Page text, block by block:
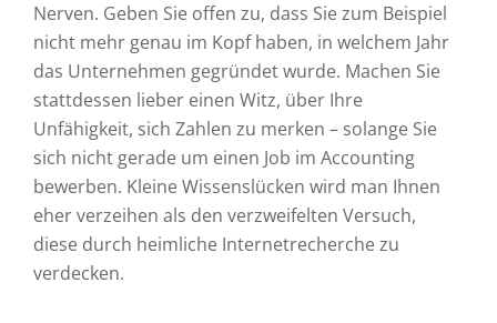
Nerven. Geben Sie offen zu, dass Sie zum Beispiel
nicht mehr genau im Kopf haben, in welchem Jahr
das Unternehmen gegründet wurde. Machen Sie
stattdessen lieber einen Witz, über Ihre
Unfähigkeit, sich Zahlen zu merken – solange Sie
sich nicht gerade um einen Job im Accounting
bewerben. Kleine Wissenslücken wird man Ihnen
eher verzeihen als den verzweifelten Versuch,
diese durch heimliche Internetrecherche zu
verdecken.